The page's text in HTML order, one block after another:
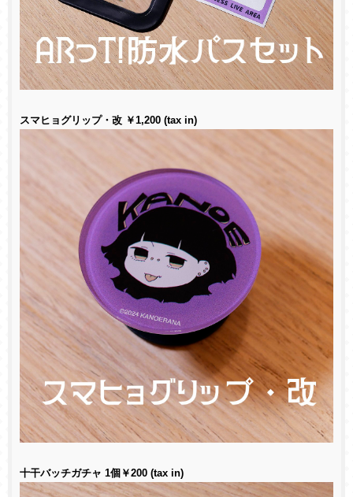
スマヒョグリップ・改 ￥1,200 (tax in)
十干バッチガチャ 1個￥200 (tax in)